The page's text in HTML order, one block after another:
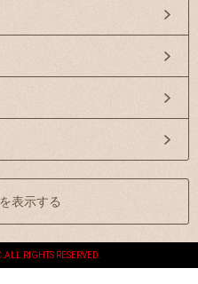
表示する
RIGHTS RESERVED.